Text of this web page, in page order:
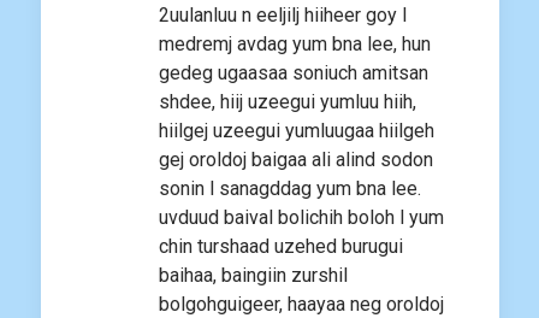
2uulanluu n eeljilj hiiheer goy l
medremj avdag yum bna lee, hun
gedeg ugaasaa soniuch amitsan
shdee, hiij uzeegui yumluu hiih,
hiilgej uzeegui yumluugaa hiilgeh
gej oroldoj baigaa ali alind sodon
sonin l sanagddag yum bna lee.
uvduud baival bolichih boloh l yum
chin turshaad uzehed burugui
baihaa, baingiin zurshil
bolgohguigeer, haayaa neg oroldoj